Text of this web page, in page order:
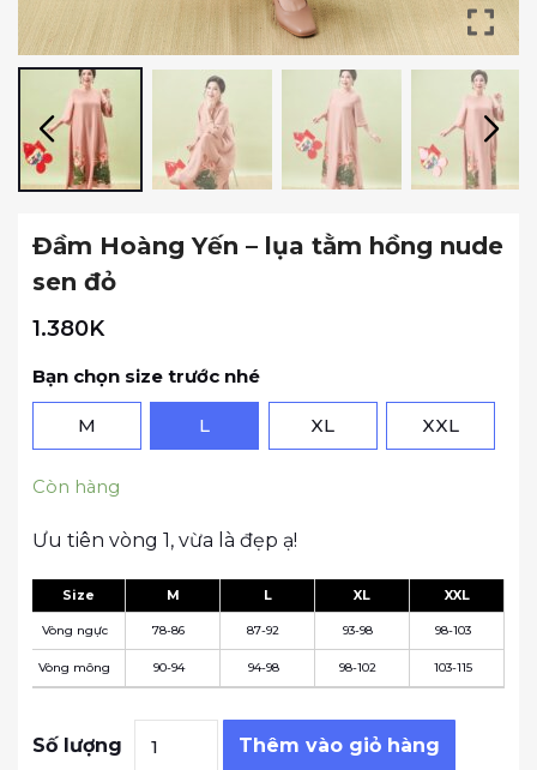
Đầm Hoàng Yến – lụa tằm hồng nude
sen đỏ
1.380K
Bạn chọn size trước nhé
M L XL XXL
Còn hàng
Ưu tiên vòng 1, vừa là đẹp ạ!
Size M L XL XXL
Vòng ngực 78-86 87-92 93-98 98-103
Vòng mông 90-94 94-98 98-102 103-115
Số lượng Đầm Hoàng Yến - lụa tằm hồng nude
Thêm vào giỏ hàng